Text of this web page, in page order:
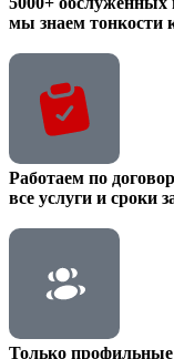
мы знаем тонкости
Работаем по
все услуги и сроки
Только